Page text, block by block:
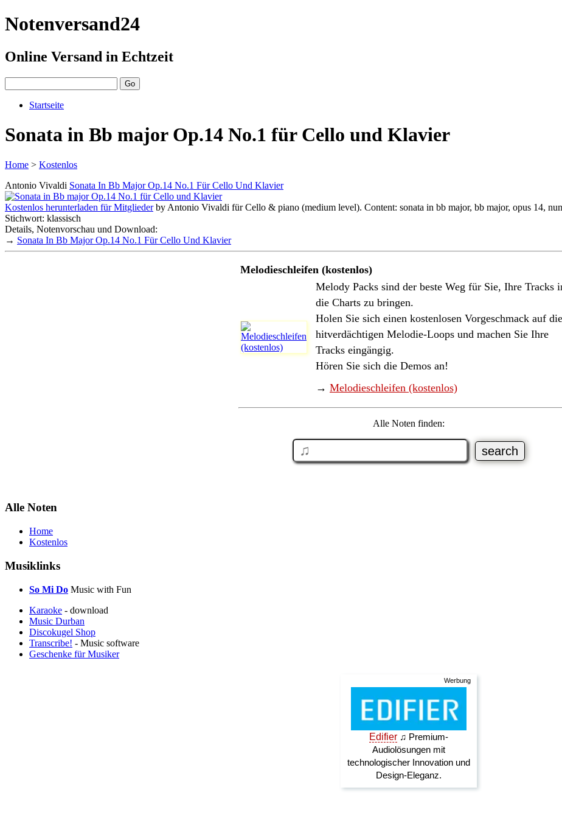
Notenversand24
Online Versand in Echtzeit
Startseite
Sonata in Bb major Op.14 No.1 für Cello und Klavier
Home > Kostenlos
Antonio Vivaldi Sonata In Bb Major Op.14 No.1 Für Cello Und Klavier
Kostenlos herunterladen für Mitgliederby Antonio Vivaldi für Cello & piano (medium level). Content: sonata in bb major, bb major, opus 14,
Stichwort: klassisch
Details, Notenvorschau und Download:
→ Sonata In Bb Major Op.14 No.1 Für Cello Und Klavier
Melodieschleifen (kostenlos)
Melody Packs sind der beste Weg für Sie, Ihre Tracks
die Charts zu bringen.
Holen Sie sich einen kostenlosen Vorgeschmack auf
hitverdächtigen Melodie-Loops und machen Sie Ihre
Tracks eingängig.
Hören Sie sich die Demos an!
→ Melodieschleifen (kostenlos)
Alle Noten finden:
Alle Noten
Home
Kostenlos
Musiklinks
So Mi Do Music with Fun
Karaoke - download
Music Durban
Discokugel Shop
Transcribe! - Music software
Geschenke für Musiker